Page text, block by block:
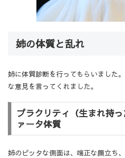
姉の体質と乱れ
姉に体質診断を行ってもらいました
な意見を言ってくれました。
プラクリティ（生まれ持
ァータ体質
姉のピッタな側面は、端正な顔立ち